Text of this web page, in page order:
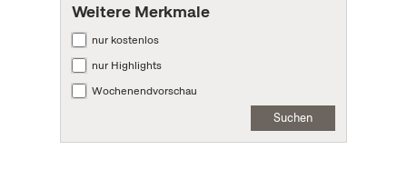
Weitere Merkmale
nur kostenlos
nur Highlights
Wochenendvorschau
Suchen